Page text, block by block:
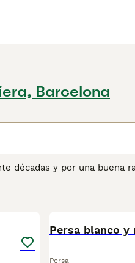
Barcelona
décadas y por una buena
actuar. Los gatos Persas
información sobre esta
Persa blanco y
Persa